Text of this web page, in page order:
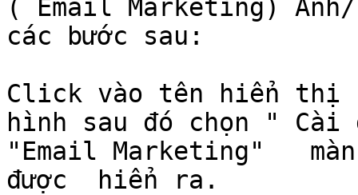
( Email Marketing)
các bước sau:
Click vào tên hiển thị
hình sau đó chọn " Cài
"Email Marketing"
được  hiển ra.